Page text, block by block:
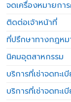
จดเครื่องหมายกา
ติดต่อเจ้าหน้าที่
ที่ปรึกษาทางกฎหม
นิคมอุตสาหกรรม
บริการที่เช่าจดทะเ
บริการที่เช่าจดทะเ